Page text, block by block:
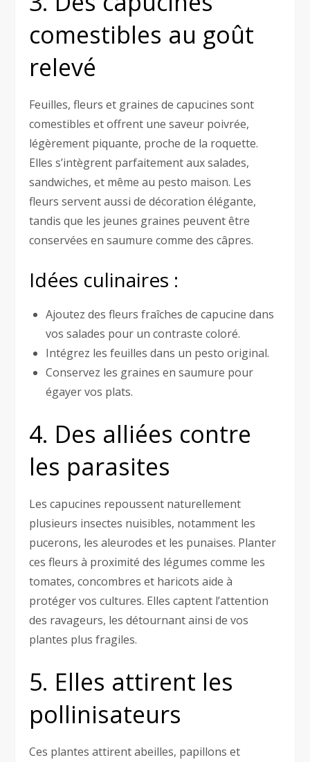
comestibles au goût
relevé
Feuilles, fleurs et graines de capucines sont
comestibles et offrent une saveur poivrée,
légèrement piquante, proche de la roquette.
Elles s’intègrent parfaitement aux salades,
sandwiches, et même au pesto maison. Les
fleurs servent aussi de décoration élégante,
tandis que les jeunes graines peuvent être
conservées en saumure comme des câpres.
Idées culinaires :
Ajoutez des fleurs fraîches de capucine dans
vos salades pour un contraste coloré.
Intégrez les feuilles dans un pesto original.
Conservez les graines en saumure pour
égayer vos plats.
4. Des alliées contre
les parasites
Les capucines repoussent naturellement
plusieurs insectes nuisibles, notamment les
pucerons, les aleurodes et les punaises. Planter
ces fleurs à proximité des légumes comme les
tomates, concombres et haricots aide à
protéger vos cultures. Elles captent l’attention
des ravageurs, les détournant ainsi de vos
plantes plus fragiles.
5. Elles attirent les
pollinisateurs
Ces plantes attirent abeilles, papillons et